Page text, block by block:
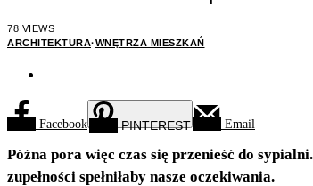
78 VIEWS
ARCHITEKTURA·WNĘTRZA MIESZKAŃ
Facebook PINTEREST Email
Późna pora więc czas się przenieść do
zupełności spełniłaby nasze oczekiwania.